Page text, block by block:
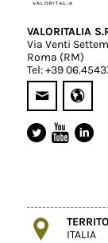
VALORITALIA
Via Venti
Roma (RM)
Tel: +39
ITALIA